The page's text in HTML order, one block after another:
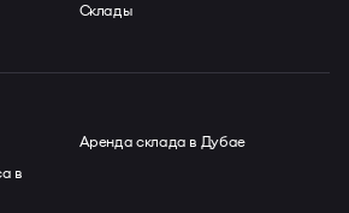
Склады
в
Аренда склада в Дубае